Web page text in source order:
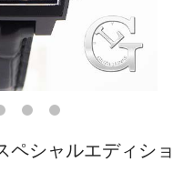
シャルエディショ